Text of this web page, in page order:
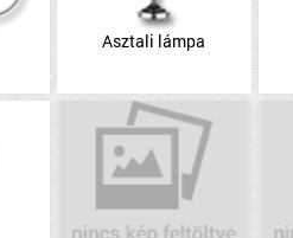
Asztali lámpa